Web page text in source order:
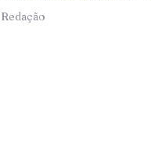
Redação